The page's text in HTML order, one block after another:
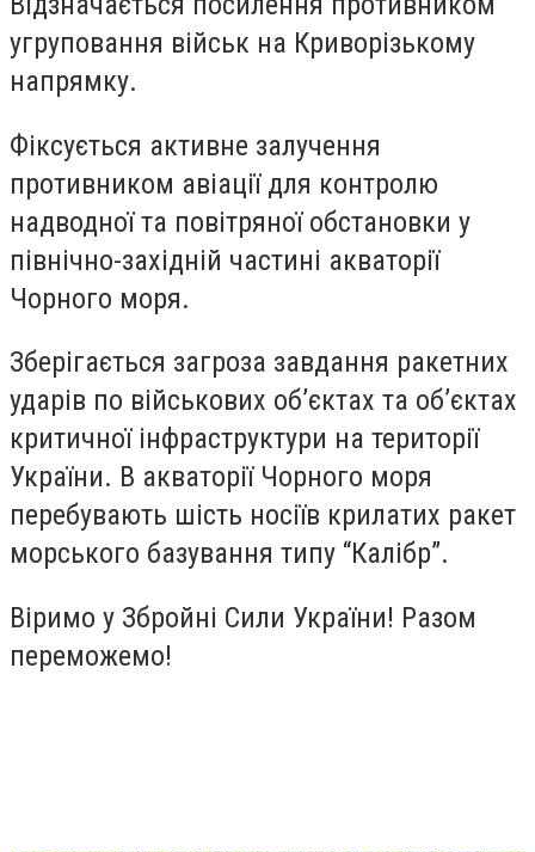
угруповання військ на Криворізькому
напрямку.
Фіксується активне залучення
противником авіації для контролю
надводної та повітряної обстановки у
північно-західній частині акваторії
Чорного моря.
Зберігається загроза завдання ракетних
ударів по військових об’єктах та об’єктах
критичної інфраструктури на території
України. В акваторії Чорного моря
перебувають шість носіїв крилатих ракет
морського базування типу “Калібр”.
Віримо у Збройні Сили України! Разом
переможемо!